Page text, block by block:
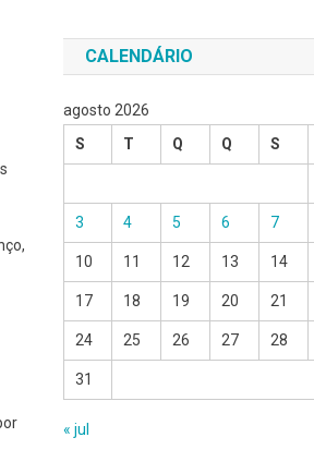
CALENDÁRIO
agosto 2026
S
T Q Q S
3 4 5 6 7
10 11 12 13 14
17 18 19 20 21
24 25 26 27 28
31
« jul